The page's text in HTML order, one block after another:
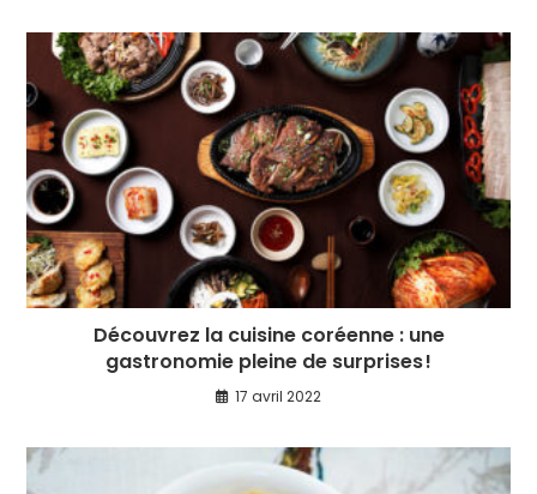
Découvrez la cuisine coréenne : une
gastronomie pleine de surprises !
17 avril 2022